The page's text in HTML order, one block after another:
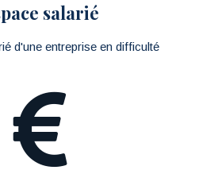
salarié
d'une entreprise en difficulté